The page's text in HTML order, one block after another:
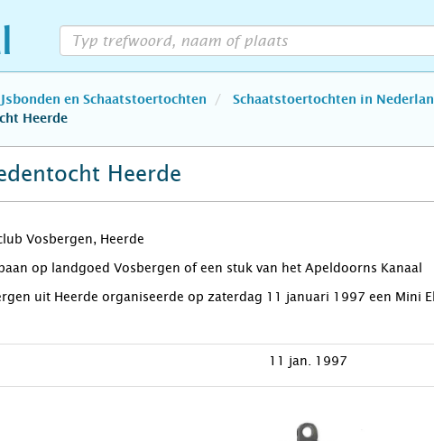
en Schaatstoertochten Schaatstoertochten in
Heerde
Heerde
Vosbergen, Heerde
op landgoed Vosbergen of een stuk van het Apeldoorns Kanaal
uit Heerde organiseerde op zaterdag 11 januari 1997 een Mini
11 jan. 1997